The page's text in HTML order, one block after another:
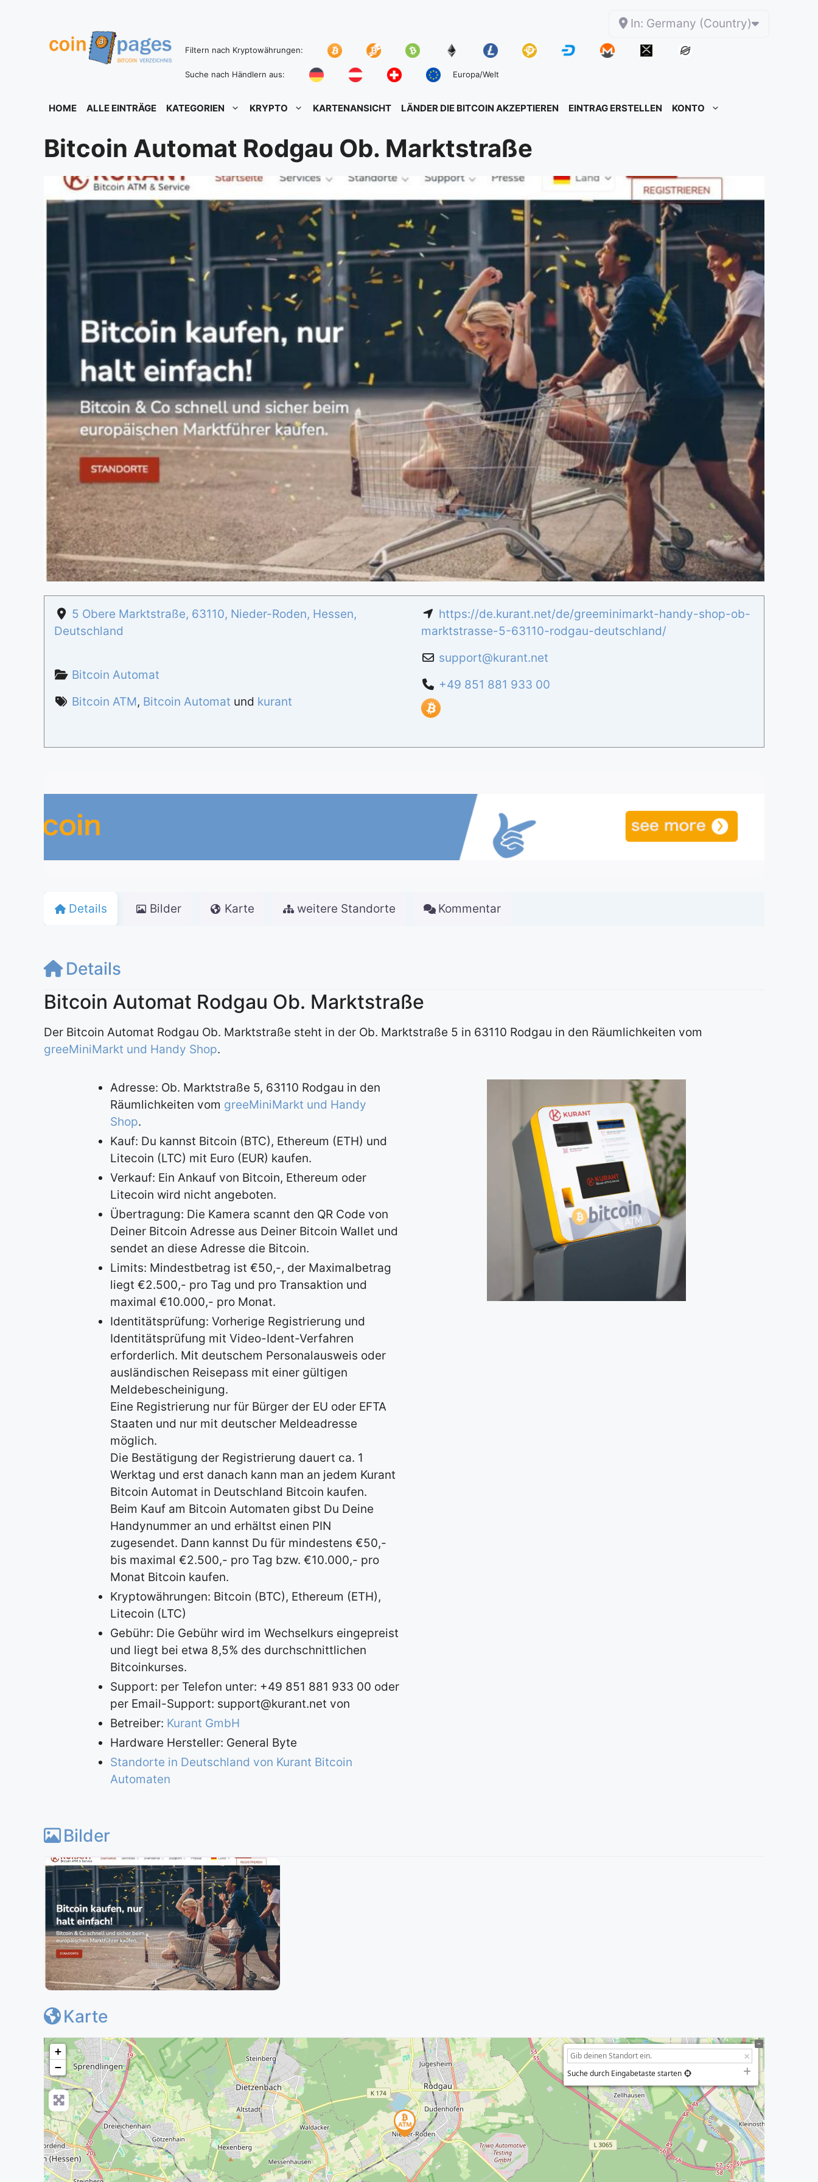
In: Germany (Country)
Filtern nach Kryptowährungen:
Suche nach Händlern aus: Europa/Welt
HOME ALLE EINTRÄGE KATEGORIEN KRYPTO KARTENANSICHT LÄNDER DIE BITCOIN AKZEPTIEREN EINTRAG ERSTELLEN KONTO
Bitcoin Automat Rodgau Ob. Marktstraße
5 Obere Marktstraße, 63110, Nieder-Roden, Hessen,
Deutschland
Bitcoin Automat
Bitcoin ATM, Bitcoin Automat und kurant
https://de.kurant.net/de/greeminimarkt-handy-shop-ob-
marktstrasse-5-63110-rodgau-deutschland/
support@kurant.net
+49 851 881 933 00
Details Bilder Karte weitere Standorte Kommentar
Details
Bitcoin Automat Rodgau Ob. Marktstraße
Der Bitcoin Automat Rodgau Ob. Marktstraße steht in der Ob. Marktstraße 5 in 63110 Rodgau in den Räumlichkeiten vom
greeMiniMarkt und Handy Shop.
Adresse: Ob. Marktstraße 5, 63110 Rodgau in den
Räumlichkeiten vom greeMiniMarkt und Handy
Shop.
Kauf: Du kannst Bitcoin (BTC), Ethereum (ETH) und
Litecoin (LTC) mit Euro (EUR) kaufen.
Verkauf: Ein Ankauf von Bitcoin, Ethereum oder
Litecoin wird nicht angeboten.
Übertragung: Die Kamera scannt den QR Code von
Deiner Bitcoin Adresse aus Deiner Bitcoin Wallet und
sendet an diese Adresse die Bitcoin.
Limits: Mindestbetrag ist €50,-, der Maximalbetrag
liegt €2.500,- pro Tag und pro Transaktion und
maximal €10.000,- pro Monat.
Identitätsprüfung: Vorherige Registrierung und
Identitätsprüfung mit Video-Ident-Verfahren
erforderlich. Mit deutschem Personalausweis oder
ausländischen Reisepass mit einer gültigen
Meldebescheinigung.
Eine Registrierung nur für Bürger der EU oder EFTA
Staaten und nur mit deutscher Meldeadresse
möglich.
Die Bestätigung der Registrierung dauert ca. 1
Werktag und erst danach kann man an jedem Kurant
Bitcoin Automat in Deutschland Bitcoin kaufen.
Beim Kauf am Bitcoin Automaten gibst Du Deine
Handynummer an und erhältst einen PIN
zugesendet. Dann kannst Du für mindestens €50,-
bis maximal €2.500,- pro Tag bzw. €10.000,- pro
Monat Bitcoin kaufen.
Kryptowährungen: Bitcoin (BTC), Ethereum (ETH),
Litecoin (LTC)
Gebühr: Die Gebühr wird im Wechselkurs eingepreist
und liegt bei etwa 8,5% des durchschnittlichen
Bitcoinkurses.
Support: per Telefon unter: +49 851 881 933 00 oder
per Email-Support: support@kurant.net von
Betreiber: Kurant GmbH
Hardware Hersteller: General Byte
Standorte in Deutschland von Kurant Bitcoin
Automaten
Bilder
Karte
+
−
Suche durch Eingabetaste starten